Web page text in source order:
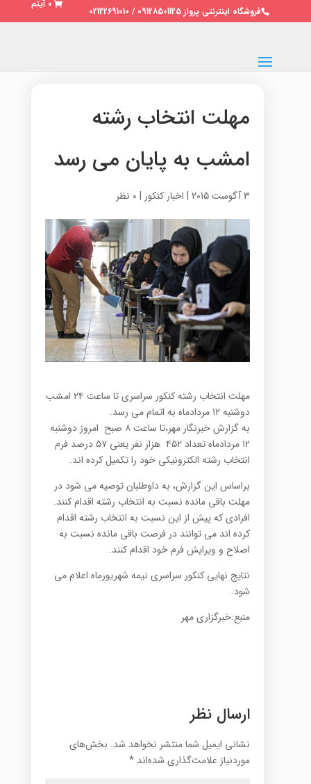
فروشگاه اینترنتی پرواز 09128501125 / 02122691010
0 آیتم
مهلت انتخاب رشته
امشب به پایان می رسد
3 آگوست 2015 | اخبار کنکور | 0 نظر
مهلت انتخاب رشته کنکور سراسری تا ساعت ۲۴ امشب
دوشنبه ۱۲ مردادماه به اتمام می رسد.
به گزارش خبرنگار مهر،تا ساعت ۸ صبح امروز دوشنبه
۱۲ مردادماه تعداد ۴۵۲ هزار نفر یعنی ۵۷ درصد فرم
انتخاب رشته الکترونیکی خود را تکمیل کرده اند.
براساس این گزارش، به داوطلبان توصیه می شود در
مهلت باقی مانده نسبت به انتخاب رشته اقدام کنند.
افرادی که پیش از این نسبت به انتخاب رشته اقدام
کرده اند می توانند در فرصت باقی مانده نسبت به
اصلاح و ویرایش فرم خود اقدام کنند.
نتایج نهایی کنکور سراسری نیمه شهریورماه اعلام می
شود.
منبع:خبرگزاری مهر
ارسال نظر
نشانی ایمیل شما منتشر نخواهد شد. بخش‌های
موردنیاز علامت‌گذاری شده‌اند *